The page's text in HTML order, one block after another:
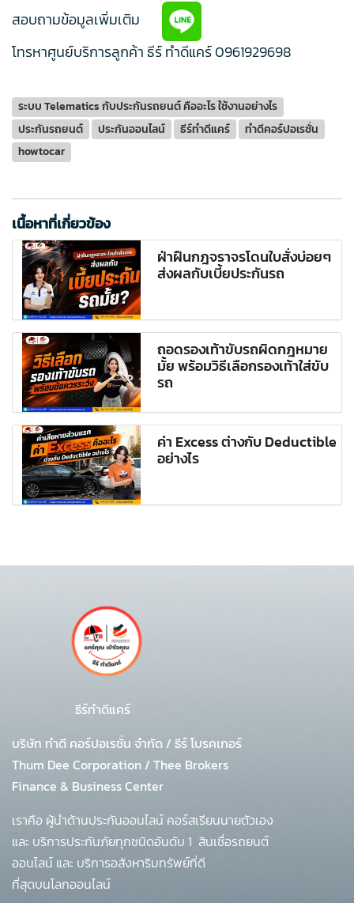
สอบถามข้อมูลเพิ่มเติม
โทรหาศูนย์บริการลูกค้า ธีร์ ทำดีแคร์0961929698
ระบบ Telematics กับประกันรถยนต์ คืออะไร ใช้งานอย่างไร
ประกันรถยนต์
ประกันออนไลน์ ธีร์ทำดีแคร์
ทำดีคอร์ปอเรชั่น
howtocar
เนื้อหาที่เกี่ยวข้อง
ฝ่าฝืนกฎจราจรโดนใบสั่งบ่อยๆ
ส่งผลกับเบี้ยประกันรถ
ถอดรองเท้าขับรถผิดกฎหมาย
มั้ย พร้อมวิธีเลือกรองเท้าใส่ขับ
รถ
ค่า Excess ต่างกับ Deductible
อย่างไร
ธีร์ทำดีแคร์
บริษัท ทำดี คอร์ปอเรชั่น จำกัด / ธีร์ โบรคเกอร์
Thum Dee Corporation / Thee Brokers
Finance & Business Center
เราคือ ผู้นำด้านประกันออนไลน์ คอร์สเรียนนายตัวเอง
และ บริการประกันภัยทุกชนิดอันดับ 1 สินเชื่อรถยนต์
ออนไลน์ และ บริการอสังหาริมทรัพย์ที่ดี
ที่สุดบนโลกออนไลน์